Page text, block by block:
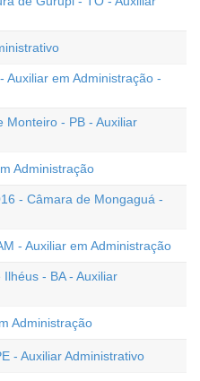
Auxiliar em Administração -
Monteiro - PB - Auxiliar
Administração
- Câmara de Mongaguá -
- Auxiliar em Administração
- BA - Auxiliar
Administração
- Auxiliar Administrativo